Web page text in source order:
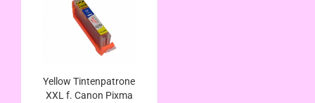
Yellow Tintenpatrone
XXL f. Canon Pixma